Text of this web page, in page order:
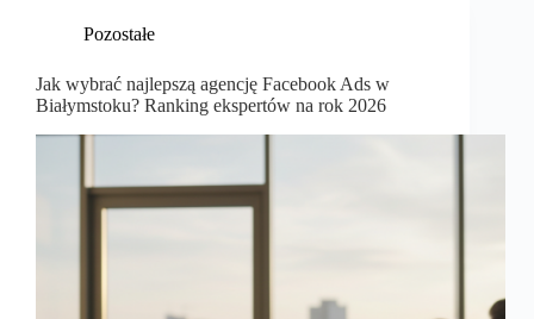
Pozostałe
Jak wybrać najlepszą agencję Facebook Ads w
Białymstoku? Ranking ekspertów na rok 2026